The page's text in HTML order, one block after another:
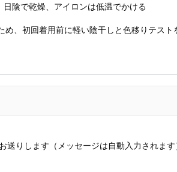
日陰で乾燥、アイロンは低温でかける
、初回着用前に軽い陰干しと色移りテスト
りします（メッセージは自動入力されます